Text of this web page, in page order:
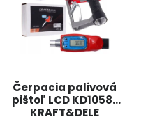
Čerpacia palivová
pištoľ LCD KD10581
KRAFT&DELE